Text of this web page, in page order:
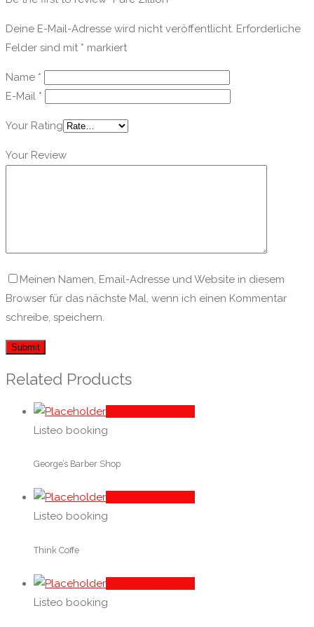
Deine E-Mail-Adresse wird nicht veröffentlicht. Erforderliche
Felder sind mit * markiert
Name *
E-Mail *
Your Rating
Your Review
Meinen Namen, Email-Adresse und Website in diesem
Browser für das nächste Mal, wenn ich einen Kommentar
schreibe, speichern.
Related Products
Listeo booking
George’s Barber Shop
Listeo booking
Think Coffe
Listeo booking